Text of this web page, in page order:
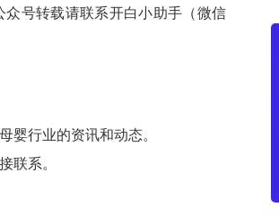
号转载请联系开白小助手（微信
婴行业的资讯和动态。
联系。